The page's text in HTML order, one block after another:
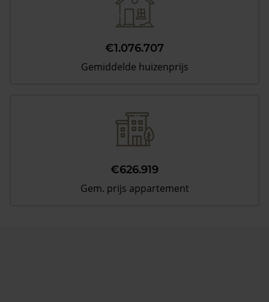
€1.076.707
Gemiddelde huizenprijs
€626.919
Gem. prijs appartement